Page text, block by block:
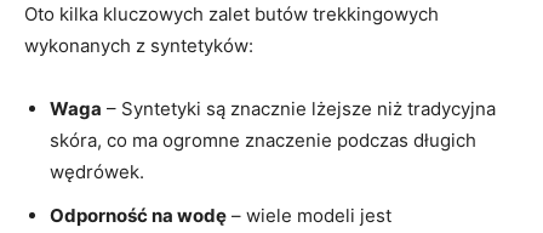
Oto kilka kluczowych zalet butów trekkingowych
wykonanych z syntetyków:
Waga – Syntetyki są znacznie lżejsze niż tradycyjna
skóra, co ma ogromne znaczenie podczas długich
wędrówek.
Odporność na wodę – wiele modeli jest